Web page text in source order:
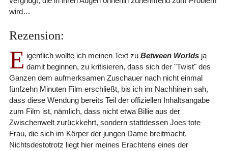
wird…
Rezension:
E igentlich wollte ich meinen Text zu Between Worldsja
damit beginnen, zu kritisieren, dass sich der "Twist" des
Ganzen dem aufmerksamen Zuschauer nach nicht einmal
fünfzehn Minuten Film erschließt, bis ich im Nachhinein sah,
dass diese Wendung bereits Teil der offiziellen Inhaltsangabe
zum Film ist, nämlich, dass nicht etwa Billie aus der
Zwischenwelt zurückkehrt, sondern stattdessen Joes tote
Frau, die sich im Körper der jungen Dame breitmacht.
Nichtsdestotrotz liegt hier meines Erachtens eines der